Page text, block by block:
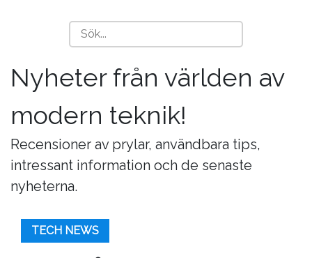
Nyheter från världen av
modern teknik!
Recensioner av prylar, användbara tips,
intressant information och de senaste
nyheterna.
TECH NEWS